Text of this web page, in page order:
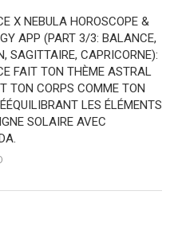
X NEBULA HOROSCOPE &
APP (PART 3/3: BALANCE,
SAGITTAIRE, CAPRICORNE):
FAIT TON THÈME ASTRAL
TON CORPS COMME TON
LES ÉLÉMENTS
SOLAIRE AVEC